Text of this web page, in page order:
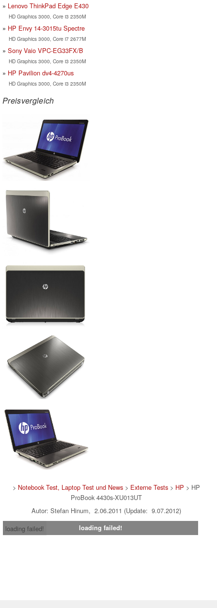
Lenovo ThinkPad Edge E430
HD Graphics 3000, Core i3 2350M
HP Envy 14-3015tu Spectre
HD Graphics 3000, Core i7 2677M
Sony Vaio VPC-EG33FX/B
HD Graphics 3000, Core i3 2350M
HP Pavilion dv4-4270us
HD Graphics 3000, Core i3 2350M
Preisvergleich
> Notebook Test, Laptop Test und News> Externe Tests> HP > HP
ProBook 4430s-XU013UT
Autor: Stefan Hinum, 2.06.2011 (Update: 9.07.2012)
loading failed!
loading failed!